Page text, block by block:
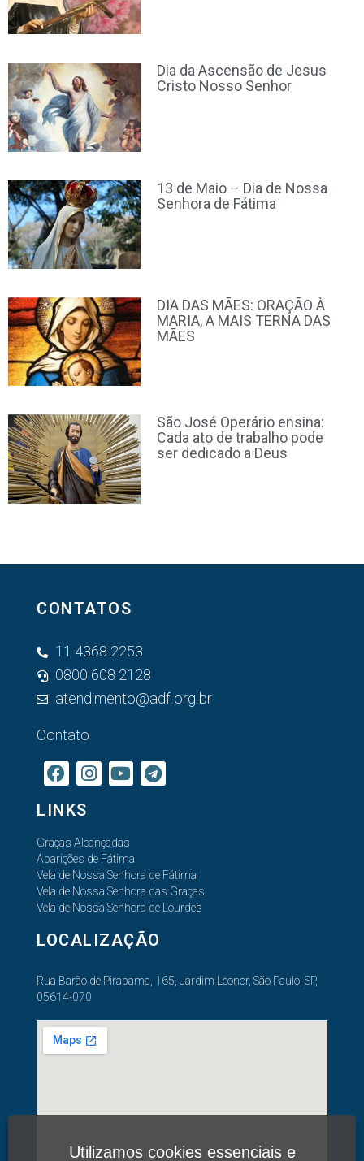
Dia da Ascensão de Jesus
Cristo Nosso Senhor
13 de Maio – Dia de Nossa
Senhora de Fátima
DIA DAS MÃES: ORAÇÃO À
MARIA, A MAIS TERNA DAS
MÃES
São José Operário ensina:
Cada ato de trabalho pode
ser dedicado a Deus
CONTATOS
11 4368 2253
0800 608 2128
atendimento@adf.org.br
Contato
LINKS
Graças Alcançadas
Aparições de Fátima
Vela de Nossa Senhora de Fátima
Vela de Nossa Senhora das Graças
Vela de Nossa Senhora de Lourdes
LOCALIZAÇÃO
Rua Barão de Pirapama, 165, Jardim Leonor, São Paulo, SP,
05614-070
Utilizamos cookies essenciais e